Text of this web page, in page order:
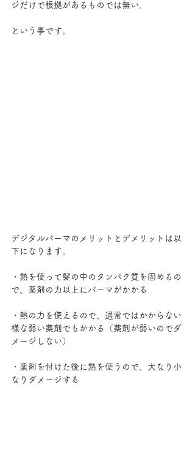
ジだけで根拠があるものでは無い。
という事です。
デジタルパーマのメリットとデメリットは以
下になります。
・熱を使って髪の中のタンパク質を固めるの
で、薬剤の力以上にパーマがかかる
・熱の力を使えるので、通常ではかからない
様な弱い薬剤でもかかる（薬剤が弱いのでダ
メージしない）
・薬剤を付けた後に熱を使うので、大なり小
なりダメージする